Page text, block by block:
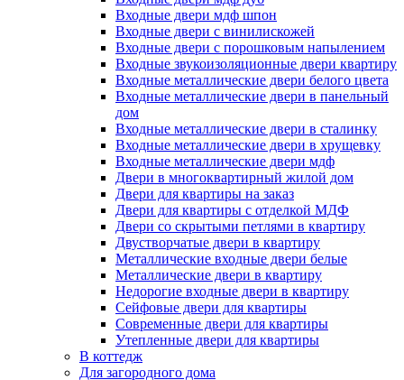
Входные двери мдф шпон
Входные двери с винилискожей
Входные двери с порошковым напылением
Входные звукоизоляционные двери квартиру
Входные металлические двери белого цвета
Входные металлические двери в панельный
дом
Входные металлические двери в сталинку
Входные металлические двери в хрущевку
Входные металлические двери мдф
Двери в многоквартирный жилой дом
Двери для квартиры на заказ
Двери для квартиры с отделкой МДФ
Двери со скрытыми петлями в квартиру
Двустворчатые двери в квартиру
Металлические входные двери белые
Металлические двери в квартиру
Недорогие входные двери в квартиру
Сейфовые двери для квартиры
Современные двери для квартиры
Утепленные двери для квартиры
В коттедж
Для загородного дома